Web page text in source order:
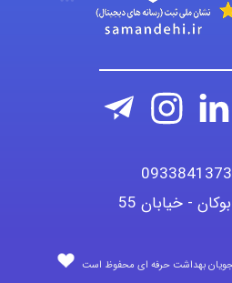
- خیابان 55
بهداشت حرفه ای محفوظ است